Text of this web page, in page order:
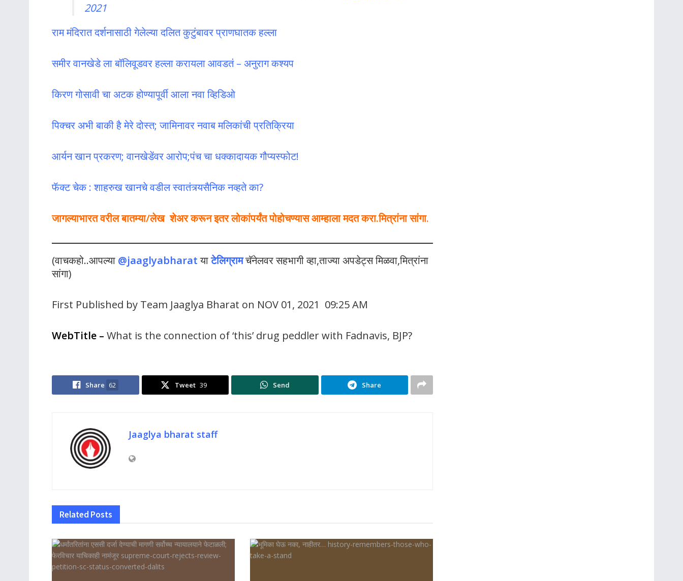
2021
राम मंदिरात दर्शनासाठी गेलेल्या दलित कुटुंबावर प्राणघातक हल्ला
समीर वानखेडे ला बॉलिवूडवर हल्ला करायला आवडतं – अनुराग कश्यप
किरण गोसावी चा अटक होण्यापूर्वी आला नवा व्हिडिओ
पिक्चर अभी बाकी है मेरे दोस्त; जामिनावर नवाब मलिकांची प्रतिक्रिया
आर्यन खान प्रकरण; वानखेडेंवर आरोप;पंच चा धक्कादायक गौप्यस्फोट!
फॅक्ट चेक : शाहरुख खानचे वडील स्वातंत्र्यसैनिक नव्हते का?
जागल्याभारत वरील बातम्या/लेख शेअर करून इतर लोकांपर्यंत पोहोचण्यास आम्हाला मदत करा.मित्रांना सांगा.
(वाचकहो..आपल्या @jaaglyabharat याटेलिग्रामचॅनेलवर सहभागी व्हा,ताज्या अपडेट्स मिळवा,मित्रांना
सांगा)
First Published by Team Jaaglya Bharat on NOV 01, 2021 09:25 AM
WebTitle – What is the connection of ‘this’ drug peddler with Fadnavis, BJP?
Share 62 Tweet 39 Send Share
Jaaglya bharat staff
Related Posts